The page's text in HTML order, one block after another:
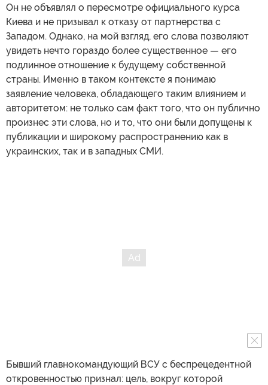
Он не объявлял о пересмотре официального курса
Киева и не призывал к отказу от партнерства с
Западом. Однако, на мой взгляд, его слова позволяют
увидеть нечто гораздо более существенное — его
подлинное отношение к будущему собственной
страны. Именно в таком контексте я понимаю
заявление человека, обладающего таким влиянием и
авторитетом: не только сам факт того, что он публично
произнес эти слова, но и то, что они были допущены к
публикации и широкому распространению как в
украинских, так и в западных СМИ.
Бывший главнокомандующий ВСУ с беспрецедентной
откровенностью признал: цель, вокруг которой